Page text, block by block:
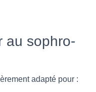
au sophro-
adapté pour :